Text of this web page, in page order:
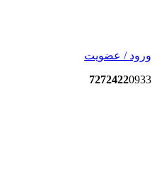
ورود / عضویت
72724220933